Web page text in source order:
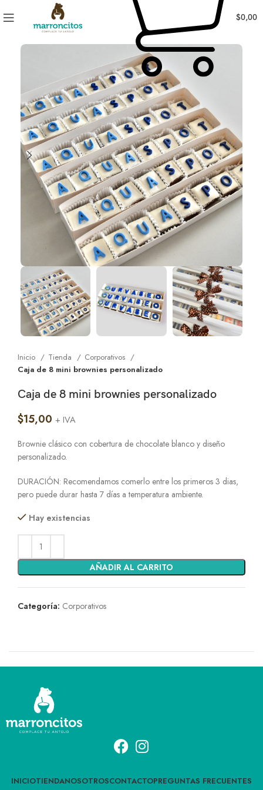
$0,00
Inicio Tienda
Corporativos
Caja de 8 mini brownies personalizado
Caja de 8 mini brownies personalizado
$15,00 + IVA
Brownie clásico con cobertura de chocolate blanco y diseño
personalizado.
DURACIÓN: Recomendamos comerlo entre los primeros 3 dias,
pero puede durar hasta 7 días a temperatura ambiente.
Hay existencias
AÑADIR AL CARRITO
Alternative:
Categoría: Corporativos
INICIOTIENDANOSOTROSCONTACTOPREGUNTAS FRECUENTES